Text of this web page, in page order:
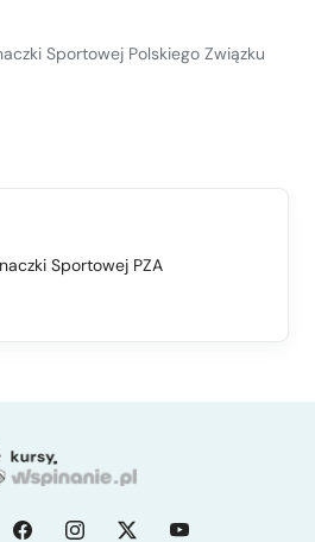
Sportowej Polskiego Związku
Sportowej PZA